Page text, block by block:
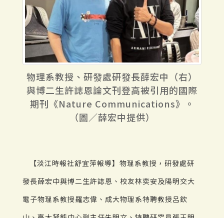
物理系教授、研發處研發長薛宏中（右）
與博二生許誌恩論文刊登高被引用的國際
期刊《Nature Communications》。
（圖／薛宏中提供）
【淡江時報社舒宜萍報導】物理系教授，研發處研
發長薛宏中與博二生許誌恩、校友林奕安及陽明交大
電子物理系教授羅志偉、成大物理系特聘教授呂欽